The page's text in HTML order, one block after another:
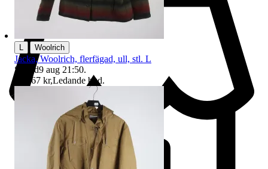
L Woolrich
Jacka, Woolrich, flerfägad, ull, stl. L
Sluttid9 aug 21:50.
67 kr,Ledande bud.